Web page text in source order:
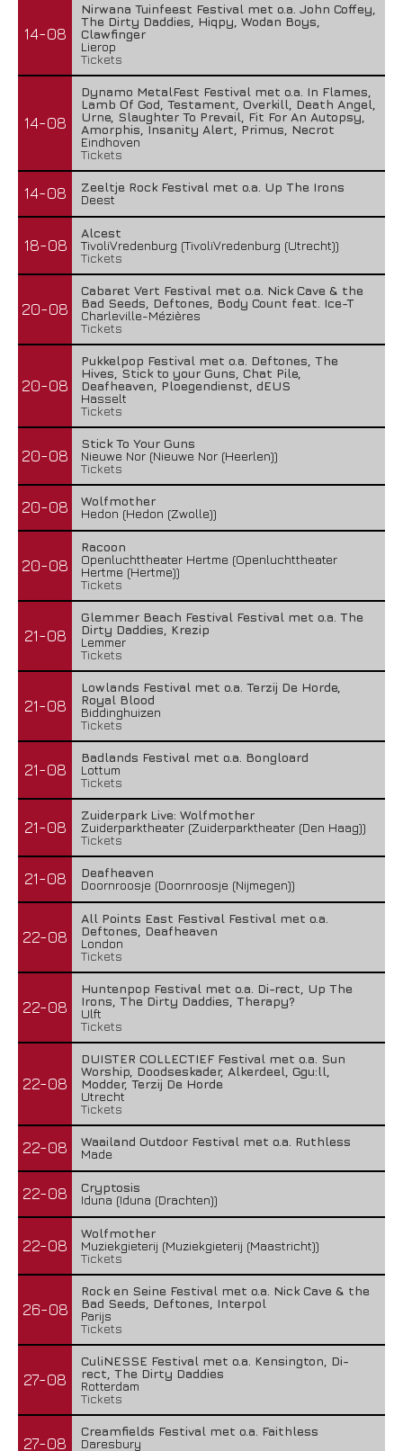
14-08
Nirwana Tuinfeest Festival met o.a. John Coffey,
The Dirty Daddies, Hiqpy, Wodan Boys,
Clawfinger
Lierop
Tickets
14-08
Dynamo MetalFest Festival met o.a. In Flames,
Lamb Of God, Testament, Overkill, Death Angel,
Urne, Slaughter To Prevail, Fit For An Autopsy,
Amorphis, Insanity Alert, Primus, Necrot
Eindhoven
Tickets
14-08
Zeeltje Rock Festival met o.a. Up The Irons
Deest
18-08
Alcest
TivoliVredenburg (TivoliVredenburg (Utrecht))
Tickets
20-08
Cabaret Vert Festival met o.a. Nick Cave & the
Bad Seeds, Deftones, Body Count feat. Ice-T
Charleville-Mézières
Tickets
20-08
Pukkelpop Festival met o.a. Deftones, The
Hives, Stick to your Guns, Chat Pile,
Deafheaven, Ploegendienst, dEUS
Hasselt
Tickets
20-08
Stick To Your Guns
Nieuwe Nor (Nieuwe Nor (Heerlen))
Tickets
20-08
Wolfmother
Hedon (Hedon (Zwolle))
20-08
Racoon
Openluchttheater Hertme (Openluchttheater
Hertme (Hertme))
Tickets
21-08
Glemmer Beach Festival Festival met o.a. The
Dirty Daddies, Krezip
Lemmer
Tickets
21-08
Lowlands Festival met o.a. Terzij De Horde,
Royal Blood
Biddinghuizen
Tickets
21-08
Badlands Festival met o.a. Bongloard
Lottum
Tickets
21-08
Zuiderpark Live: Wolfmother
Zuiderparktheater (Zuiderparktheater (Den Haag))
Tickets
21-08
Deafheaven
Doornroosje (Doornroosje (Nijmegen))
22-08
All Points East Festival Festival met o.a.
Deftones, Deafheaven
London
Tickets
22-08
Huntenpop Festival met o.a. Di-rect, Up The
Irons, The Dirty Daddies, Therapy?
Ulft
Tickets
22-08
DUISTER COLLECTIEF Festival met o.a. Sun
Worship, Doodseskader, Alkerdeel, Ggu:ll,
Modder, Terzij De Horde
Utrecht
Tickets
22-08
Waailand Outdoor Festival met o.a. Ruthless
Made
22-08
Cryptosis
Iduna (Iduna (Drachten))
22-08
Wolfmother
Muziekgieterij (Muziekgieterij (Maastricht))
Tickets
26-08
Rock en Seine Festival met o.a. Nick Cave & the
Bad Seeds, Deftones, Interpol
Parijs
Tickets
27-08
CuliNESSE Festival met o.a. Kensington, Di-
rect, The Dirty Daddies
Rotterdam
Tickets
27-08
Creamfields Festival met o.a. Faithless
Daresbury